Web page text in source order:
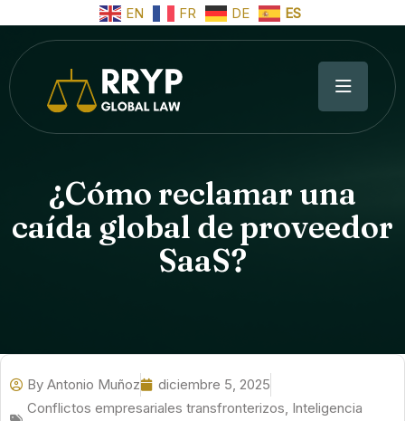
EN FR DE ES
¿Cómo reclamar una
caída global de proveedor
SaaS?
By Antonio Muñoz
diciembre 5, 2025
Conflictos empresariales transfronterizos Inteligencia